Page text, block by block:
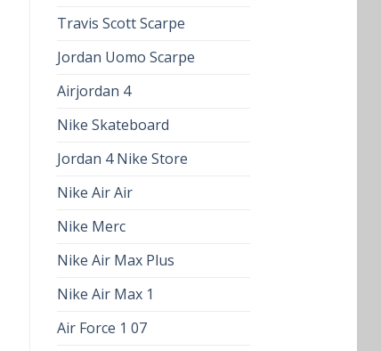
Travis Scott Scarpe
Jordan Uomo Scarpe
Airjordan 4
Nike Skateboard
Jordan 4 Nike Store
Nike Air Air
Nike Merc
Nike Air Max Plus
Nike Air Max 1
Air Force 1 07